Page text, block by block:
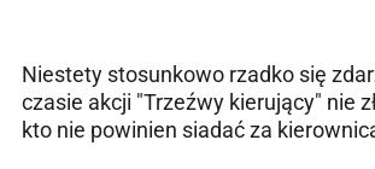
Niestety stosunkowo rzadko się
czasie akcji "Trzeźwy kierujący" nie
kto nie powinien siadać za